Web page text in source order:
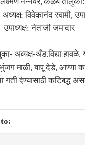
विवेकानंद स्वामी,
नेताजी जमादार
अध्यक्ष-अँड.विद्या
माळी, बापू देडे, आण्णा
गती देण्यासाठी कटिबद्ध